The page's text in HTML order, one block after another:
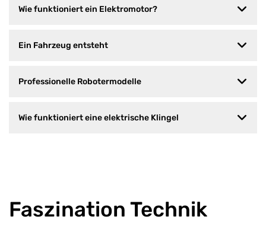
Wie funktioniert ein Elektromotor?
Ein Fahrzeug entsteht
Professionelle Robotermodelle
Wie funktioniert eine elektrische Klingel
Faszination Technik